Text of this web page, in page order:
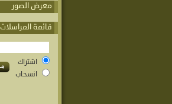
معرض الصور
قائمة المراسلات
اشتراك
انسحاب